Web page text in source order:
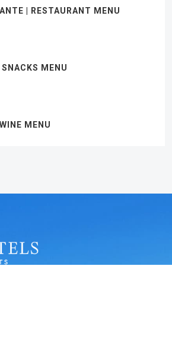
| RESTAURANT MENU
MENU
MENU